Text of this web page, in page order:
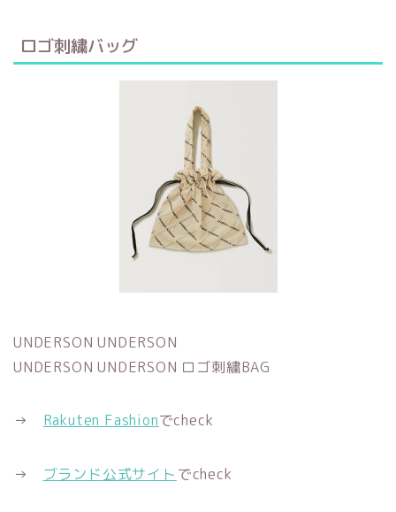
ロゴ刺繍バッグ
UNDERSON UNDERSON
UNDERSON UNDERSON ロゴ刺繍BAG
→ Rakuten Fashionでcheck
→ ブランド公式サイト でcheck